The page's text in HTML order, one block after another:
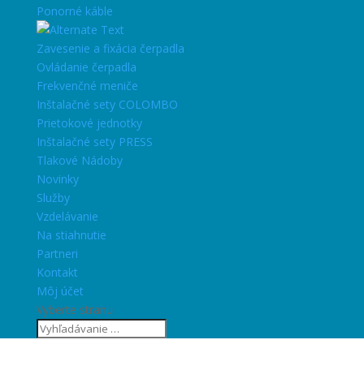
Ponorné káble
Zavesenie a fixácia čerpadla
Ovládanie čerpadla
Frekvenčné meniče
Inštalačné sety COLOMBO
Prietokové jednotky
Inštalačné sety PRESS
Tlakové Nádoby
Novinky
Služby
Vzdelávanie
Na stiahnutie
Partneri
Kontakt
Môj účet
Vyberte stranu